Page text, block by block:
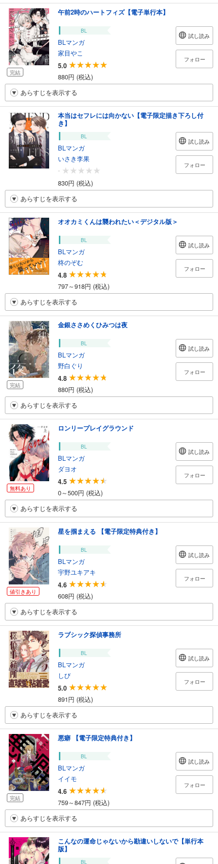
完結
午前2時のハートフィズ【電子単行本】
BL
BLマンガ
家目やこ
5.0
880円 (税込)
試し読み
フォロー
あらすじを表示する
本当はセフレには向かない【電子限定描き下ろし付
き】
BL
BLマンガ
いさき李果
-
830円 (税込)
試し読み
フォロー
あらすじを表示する
オオカミくんは襲われたい＜デジタル版＞
BL
BLマンガ
柊のぞむ
4.8
797～918円 (税込)
試し読み
フォロー
あらすじを表示する
完結
金銀ささめくひみつは夜
BL
BLマンガ
野白ぐり
4.8
880円 (税込)
試し読み
フォロー
あらすじを表示する
無料あり
ロンリープレイグラウンド
BL
BLマンガ
ダヨオ
4.5
0～500円 (税込)
試し読み
フォロー
あらすじを表示する
値引きあり
星を掴まえる 【電子限定特典付き】
BL
BLマンガ
宇野ユキアキ
4.6
608円 (税込)
試し読み
フォロー
あらすじを表示する
ラブシック探偵事務所
BL
BLマンガ
しび
5.0
891円 (税込)
試し読み
フォロー
あらすじを表示する
完結
悪癖 【電子限定特典付き】
BL
BLマンガ
イイモ
4.6
759～847円 (税込)
試し読み
フォロー
あらすじを表示する
こんなの運命じゃないから勘違いしないで【単行本
版】
BL